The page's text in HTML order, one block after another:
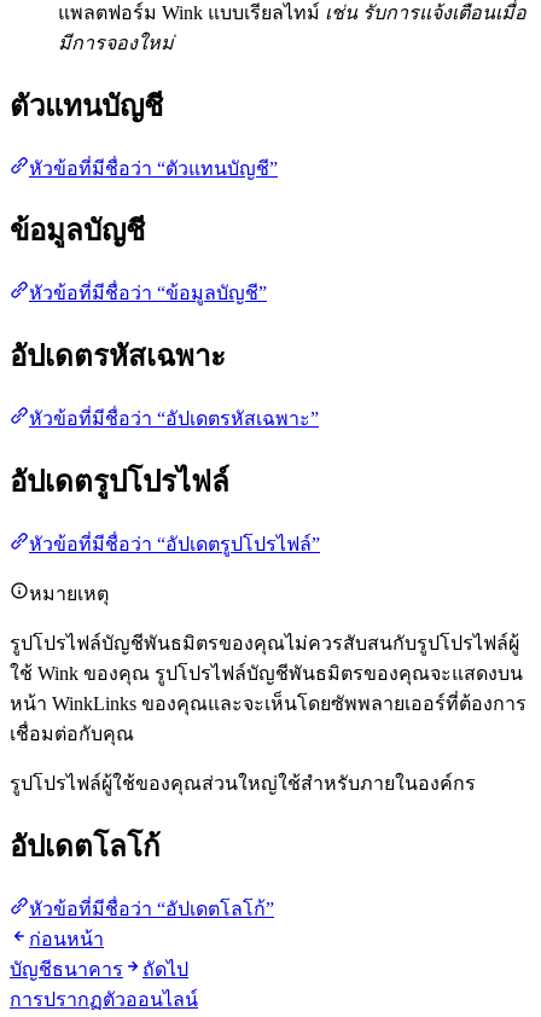
แพลตฟอร์ม Wink แบบเรียลไทม์ เช่น รับการแจ้งเตือนเมื่อ
มีการจองใหม่
ตัวแทนบัญชี
หัวข้อที่มีชื่อว่า “ตัวแทนบัญชี”
ข้อมูลบัญชี
หัวข้อที่มีชื่อว่า “ข้อมูลบัญชี”
อัปเดตรหัสเฉพาะ
หัวข้อที่มีชื่อว่า “อัปเดตรหัสเฉพาะ”
อัปเดตรูปโปรไฟล์
หัวข้อที่มีชื่อว่า “อัปเดตรูปโปรไฟล์”
หมายเหตุ
รูปโปรไฟล์บัญชีพันธมิตรของคุณไม่ควรสับสนกับรูปโปรไฟล์ผู้
ใช้ Wink ของคุณ รูปโปรไฟล์บัญชีพันธมิตรของคุณจะแสดงบน
หน้า WinkLinks ของคุณและจะเห็นโดยซัพพลายเออร์ที่ต้องการ
เชื่อมต่อกับคุณ
รูปโปรไฟล์ผู้ใช้ของคุณส่วนใหญ่ใช้สำหรับภายในองค์กร
อัปเดตโลโก้
หัวข้อที่มีชื่อว่า “อัปเดตโลโก้”
ก่อนหน้า
บัญชีธนาคาร
ถัดไป
การปรากฏตัวออนไลน์